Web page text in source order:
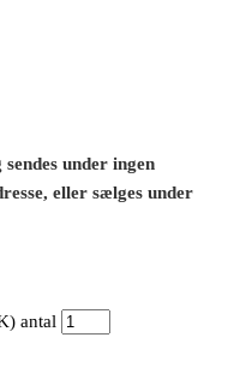
under ingen
eller sælges under
antal